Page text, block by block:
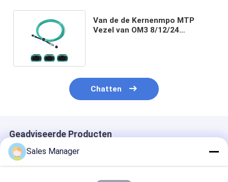
Van de de Kernenmpo MTP
Vezel van OM3 8/12/24
Chatten
Geadviseerde Producten
Sales Manager